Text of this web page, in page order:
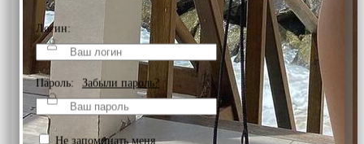
Логин:
Пароль: Забыли пароль?
Не запоминать меня